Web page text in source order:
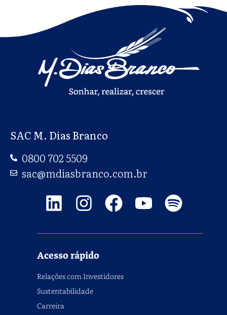
SAC M. Dias Branco
0800 702 5509
sac@mdiasbranco.com.br
Acesso rápido
Relações com Investidores
Sustentabilidade
Carreira